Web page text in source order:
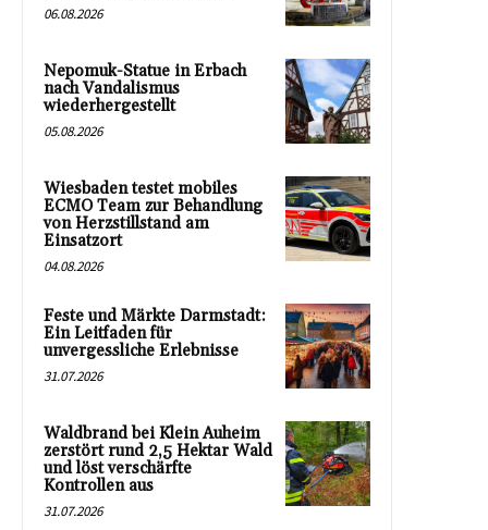
06.08.2026
Nepomuk-Statue in Erbach
nach Vandalismus
wiederhergestellt
05.08.2026
Wiesbaden testet mobiles
ECMO Team zur Behandlung
von Herzstillstand am
Einsatzort
04.08.2026
Feste und Märkte Darmstadt:
Ein Leitfaden für
unvergessliche Erlebnisse
31.07.2026
Waldbrand bei Klein Auheim
zerstört rund 2,5 Hektar Wald
und löst verschärfte
Kontrollen aus
31.07.2026